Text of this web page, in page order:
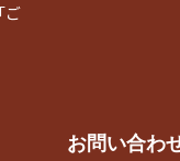
ご
お問い合わ